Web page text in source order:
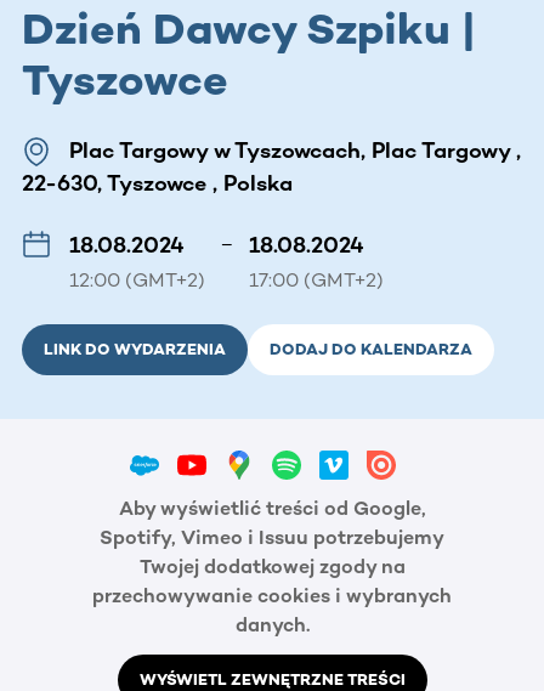
Dzień Dawcy Szpiku |
Tyszowce
Plac Targowy w Tyszowcach, Plac Targowy ,
22-630, Tyszowce , Polska
18.08.2024
12:00 (GMT+2)
– 18.08.2024
17:00 (GMT+2)
LINK DO WYDARZENIA DODAJ DO KALENDARZA
Aby wyświetlić treści od Google,
Spotify, Vimeo i Issuu potrzebujemy
Twojej dodatkowej zgody na
przechowywanie cookies i wybranych
danych.
WYŚWIETL ZEWNĘTRZNE TREŚCI